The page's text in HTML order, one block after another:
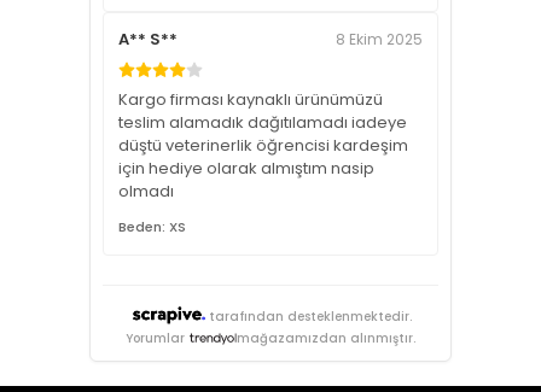
A** S** 8 Ekim 2025
Kargo firması kaynaklı ürünümüzü
teslim alamadık dağıtılamadı iadeye
düştü veterinerlik öğrencisi kardeşim
için hediye olarak almıştım nasip
olmadı
Beden: XS
tarafından desteklenmektedir.
Yorumlar
mağazamızdan alınmıştır.